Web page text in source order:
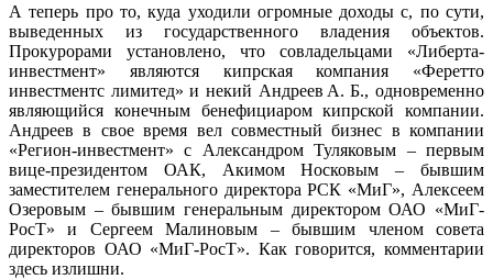
А теперь про то, куда уходили огромные доходы с, по сути,
выведенных из государственного владения объектов.
Прокурорами установлено, что совладельцами «Либерта-
инвестмент» являются кипрская компания «Феретто
инвестментс лимитед» и некий Андреев А. Б., одновременно
являющийся конечным бенефициаром кипрской компании.
Андреев в свое время вел совместный бизнес в компании
«Регион-инвестмент» с Александром Туляковым – первым
вице-президентом ОАК, Акимом Носковым – бывшим
заместителем генерального директора РСК «МиГ», Алексеем
Озеровым – бывшим генеральным директором ОАО «МиГ-
РосТ» и Сергеем Малиновым – бывшим членом совета
директоров ОАО «МиГ-РосТ». Как говорится, комментарии
здесь излишни.